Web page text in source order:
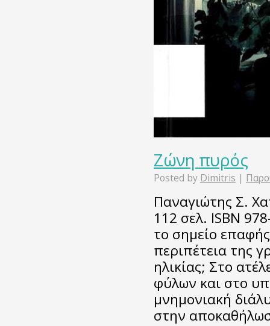
Ζώνη πυρός
Posted by Dimitris |
Παναγιώτης Σ.
112 σελ. ISBN
το σημείο
περιπέτεια της
ηλικίας; Στο
φύλων και στο
μνημονιακή
στην